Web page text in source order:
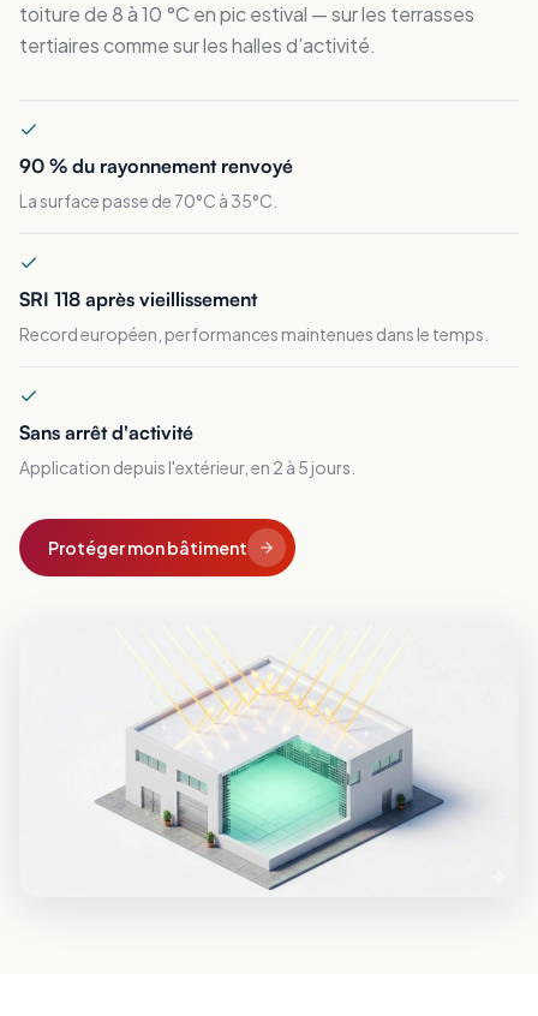
toiture de 8 à 10 °C en pic estival — sur les terrasses
tertiaires comme sur les halles d’activité.
90 % du rayonnement renvoyé
La surface passe de 70°C à 35°C.
SRI 118 après vieillissement
Record européen, performances maintenues dans le temps.
Sans arrêt d'activité
Application depuis l'extérieur, en 2 à 5 jours.
Protéger mon bâtiment